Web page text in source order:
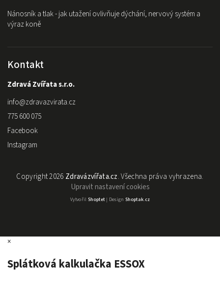
Nánosník a tlak - jak utažení ovlivňuje dýchání, nervový systém a
výraz koně
Kontakt
Zdravá Zvířata s.r.o.
info@zdravazvirata.cz
775 600 075
Facebook
Instagram
Copyright 2026 Zdravázvířata.cz. Všechna práva vyhrazena.
Upravit nastavení cookies
Vytvořil Shoptet| Design Shoptak.cz
×
Splátková kalkulačka ESSOX